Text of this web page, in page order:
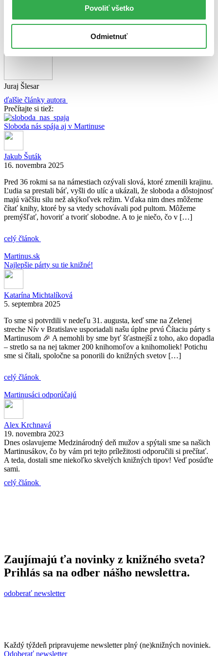
Povoliť všetko
Odmietnuť
O autorovi
Juraj Šlesar
Juraj Šlesar
ďalšie články autora
Prečítajte si tiež:
Sloboda nás spája aj v Martinuse
Jakub Šuták
16. novembra 2025
Pred 36 rokmi sa na námestiach ozývali slová, ktoré zmenili krajinu.
Ľudia sa prestali báť, vyšli do ulíc a ukázali, že sloboda a dôstojnosť
majú väčšiu silu než akýkoľvek režim. Vďaka nim dnes môžeme
čítať knihy, ktoré by sa vtedy schovávali pod pultom. Môžeme
premýšľať, hovoriť a tvoriť slobodne. A to je niečo, čo v […]
celý článok
Martinus.sk
Najlepšie párty su tie knižné!
Katarína Michtalíková
5. septembra 2025
To sme si potvrdili v nedeľu 31. augusta, keď sme na Zelenej
streche Nív v Bratislave usporiadali našu úplne prvú Čítaciu párty s
Martinusom 🎉 A nemohli by sme byť šťastnejší z toho, ako dopadla
– stretlo sa na nej takmer 200 knihomoľov a knihomoliek! Potichu
sme si čítali, spoločne sa ponorili do knižných svetov […]
celý článok
Martinusáci odporúčajú
Alex Krchnavá
19. novembra 2023
Dnes oslavujeme Medzinárodný deň mužov a spýtali sme sa našich
Martinusákov, čo by vám pri tejto príležitosti odporučili si prečítať.
A teda, dostali sme niekoľko skvelých knižných tipov! Veď posúďte
sami.
celý článok
Zaujímajú ťa novinky z knižného sveta?
Prihlás sa na odber nášho newslettra.
odoberať newsletter
Každý týždeň pripravujeme newsletter plný (ne)knižných noviniek.
Odoberať newsletter